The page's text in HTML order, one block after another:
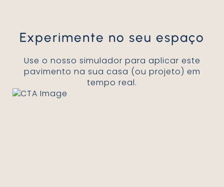
Experimente no seu espaço
Use o nosso simulador para aplicar este
pavimento na sua casa (ou projeto) em
tempo real.